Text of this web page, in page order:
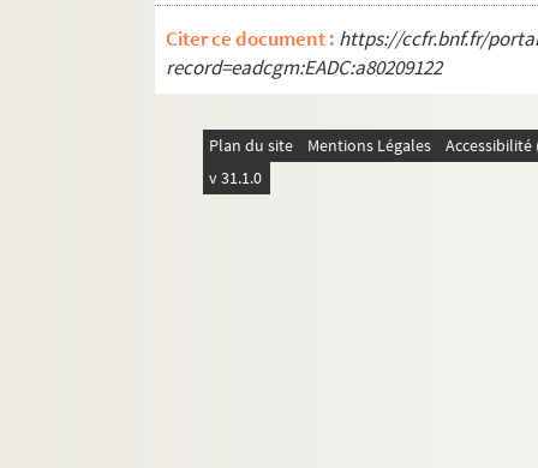
Citer ce document : https://ccfr.bnf.fr/
record=eadcgm:EADC:a80209122
Plan du site Mentions Légales
v 31.1.0